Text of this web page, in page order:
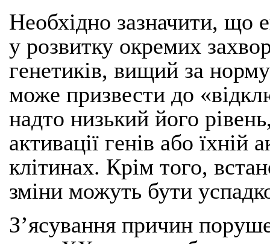
Необхідно зазначити, що
у розвитку окремих
генетиків, вищий за
може призвести до
надто низький його
активації генів або їхній
клітинах. Крім того,
зміни можуть бути
З’ясування причин